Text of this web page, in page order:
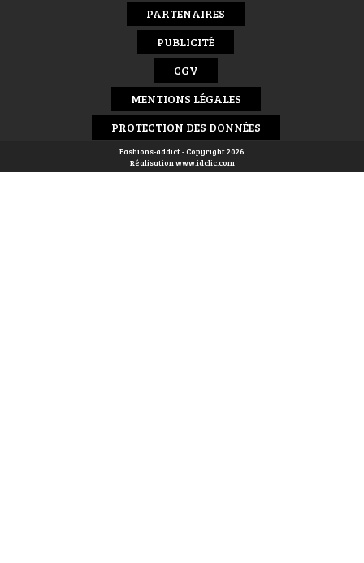
PARTENAIRES
PUBLICITÉ
CGV
MENTIONS LÉGALES
PROTECTION DES DONNÉES
Fashions-addict - Copyright 2026
Réalisationwww.idclic.com